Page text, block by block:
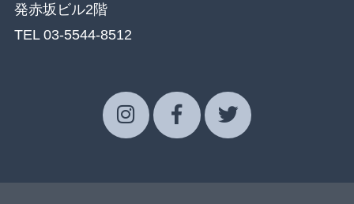
発赤坂ビル2階
TEL 03-5544-8512